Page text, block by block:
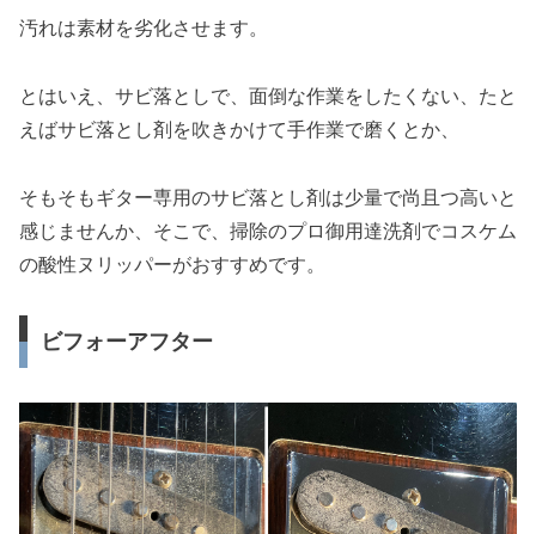
汚れは素材を劣化させます。
とはいえ、サビ落としで、面倒な作業をしたくない、たと
えばサビ落とし剤を吹きかけて手作業で磨くとか、
そもそもギター専用のサビ落とし剤は少量で尚且つ高いと
感じませんか、そこで、掃除のプロ御用達洗剤でコスケム
の酸性ヌリッパーがおすすめです。
ビフォーアフター